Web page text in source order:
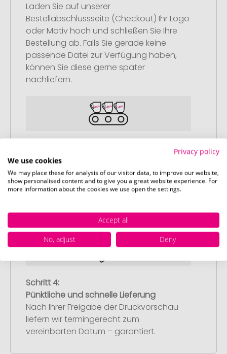
Laden Sie auf unserer
Bestellabschlussseite (Checkout) Ihr Logo
oder Motiv hoch und schließen Sie Ihre
Bestellung ab. Falls Sie gerade keine
passende Datei zur Verfügung haben,
können Sie diese gerne später
nachliefern.
Artikelvorschau und Freigabe
Sie erhalten von uns eine kostenlose
Druckvorschau mit Ihrem Design. Sobald
umgehend mit der Produktion.
Schritt 4:
Pünktliche und schnelle Lieferung
Nach Ihrer Freigabe der Druckvorschau
liefern wir termingerecht zum
vereinbarten Datum – garantiert.
Privacy policy
We use cookies
We may place these for analysis of our visitor data, to improve our website,
show personalised content and to give you a great website experience. For
more information about the cookies we use open the settings.
Accept all
No, adjust
Deny